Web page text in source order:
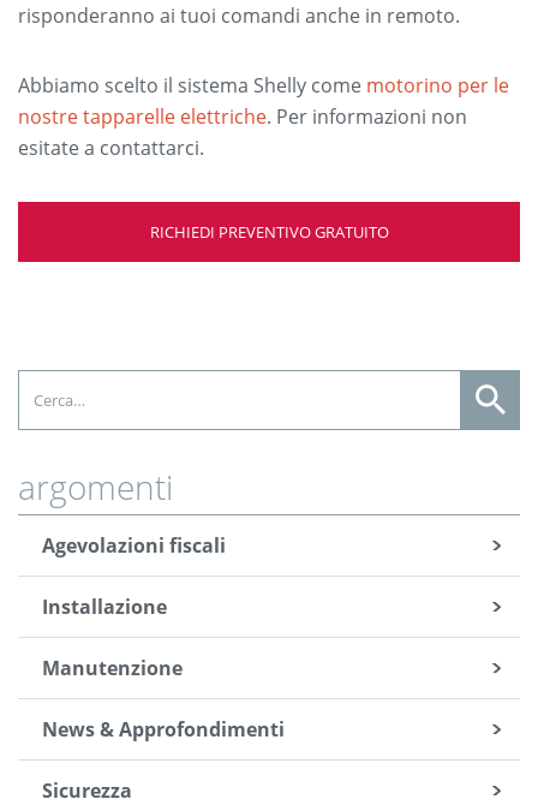
risponderanno ai tuoi comandi anche in remoto.
Abbiamo scelto il sistema Shelly come motorino per le
nostre tapparelle elettriche. Per informazioni non
esitate a contattarci.
RICHIEDI PREVENTIVO GRATUITO
argomenti
Agevolazioni fiscali
Installazione
Manutenzione
News & Approfondimenti
Sicurezza